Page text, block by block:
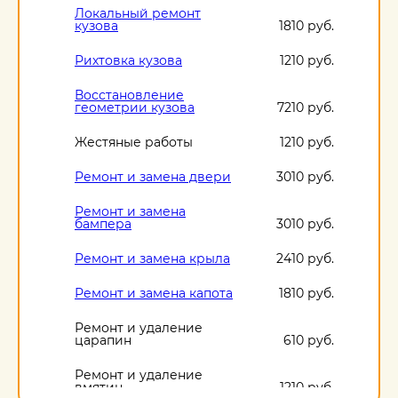
Локальный ремонт
кузова 1810 руб.
Рихтовка кузова 1210 руб.
Восстановление
геометрии кузова 7210 руб.
Жестяные работы 1210 руб.
Ремонт и замена двери 3010 руб.
Ремонт и замена
бампера 3010 руб.
Ремонт и замена крыла 2410 руб.
Ремонт и замена капота 1810 руб.
Ремонт и удаление
царапин 610 руб.
Ремонт и удаление
вмятин 1210 руб.